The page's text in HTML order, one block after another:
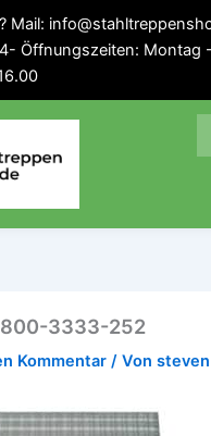
Mail:
Öffnungszeiten: Montag
3333-252
Kommentar / Von